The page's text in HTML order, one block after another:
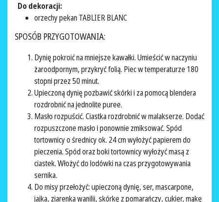
Do dekoracji:
orzechy pekan TABLIER BLANC
SPOSÓB PRZYGOTOWANIA:
Dynię pokroić na mniejsze kawałki. Umieścić w naczyniu
żaroodpornym, przykryć folią. Piec w temperaturze 180
stopni przez 50 minut.
Upieczoną dynię pozbawić skórki i za pomocą blendera
rozdrobnić na jednolite puree.
Masło rozpuścić. Ciastka rozdrobnić w malakserze. Dodać
rozpuszczone masło i ponownie zmiksować. Spód
tortownicy o średnicy ok. 24 cm wyłożyć papierem do
pieczenia. Spód oraz boki tortownicy wyłożyć masą z
ciastek. Włożyć do lodówki na czas przygotowywania
sernika.
Do misy przełożyć: upieczoną dynię, ser, mascarpone,
jajka, ziarenka wanilii, skórkę z pomarańczy, cukier, mąkę